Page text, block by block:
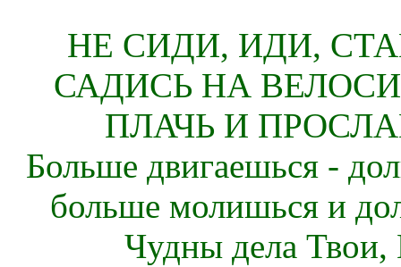
НЕ СИДИ, ИДИ,
САДИСЬ НА
ПЛАЧЬ И
Больше двигаешься -
больше молишься и
Чудны дела Твои,